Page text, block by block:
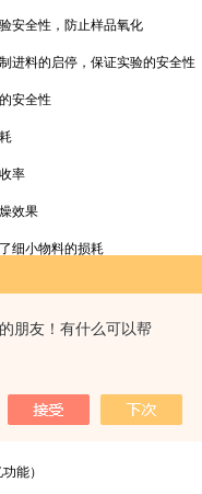
朋友！有什么可以帮
安全性，防止样品氧化
进料的启停，保证实验的安全性
安全性
率
效果
细小物料的损耗
度高，也保证了机器高温的安全性
的问题
监控，整机全不锈钢材质
率
能）